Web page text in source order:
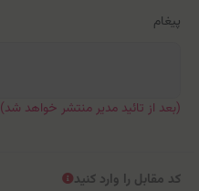
پیغام
(بعد از تائید مدیر منتشر خواهد شد)
کد مقابل را وارد کنید